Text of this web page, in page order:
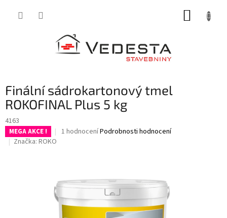
Finální sádrokartonový tmel
ROKOFINAL Plus 5 kg
4163
MEGA AKCE !
Průměrné
z
5
hvězdiček.
1 hodnoceníPodrobnosti hodnocení
Značka: ROKO